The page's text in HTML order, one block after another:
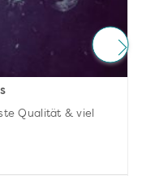
Qualität & viel